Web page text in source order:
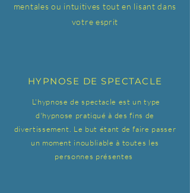
mentales ou intuitives tout en lisant dans
votre esprit
HYPNOSE DE SPECTACLE
L'hypnose de spectacle est un type
d'hypnose pratiqué à des fins de
divertissement. Le but étant de faire passer
un moment inoubliable à toutes les
personnes présentes